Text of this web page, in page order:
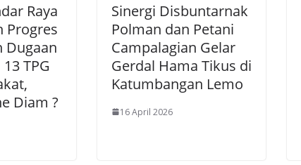
Raya
Progres
Dugaan
TPG
Diam ?
Sinergi Disbuntarnak
Polman dan Petani
Campalagian Gelar
Gerdal Hama Tikus di
Katumbangan Lemo
16 April 2026